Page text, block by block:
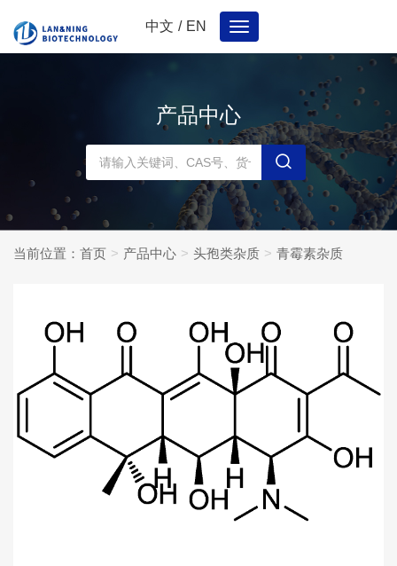
中文 / EN
Toggle
navigation
产品中心
当前位置： 首页 产品中心 头孢类杂质 青霉素杂质